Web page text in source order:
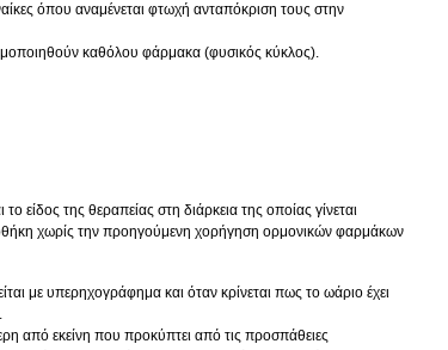
όπου αναμένεται φτωχή ανταπόκριση τους στην
καθόλου φάρμακα (φυσικός κύκλος).
είδος της θεραπείας στη διάρκεια της οποίας γίνεται
χωρίς την προηγούμενη χορήγηση ορμονικών φαρμάκων
με υπερηχογράφημα και όταν κρίνεται πως το ωάριο έχει
από εκείνη που προκύπτει από τις προσπάθειες